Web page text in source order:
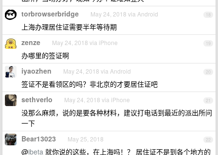
18
torbrowserbridge May 24, 2018 via Android
上海办理居住证需要半年等待期
19
zenze May 24, 2018 via iPhone
办哪里的签证啊
20
iyaozhen May 24, 2018 via Android
签证不是看领区的吗？非北京的才要居住证吧
21
sethverlo May 24, 2018 via iPhone
没那么麻烦，说的是要各种材料，建议打电话到最近的派出所问
一下
22
Bear13023 May 25, 2018
@ibeta 就你说的这些，在上海吗！？ 居住证不是到各个地方的